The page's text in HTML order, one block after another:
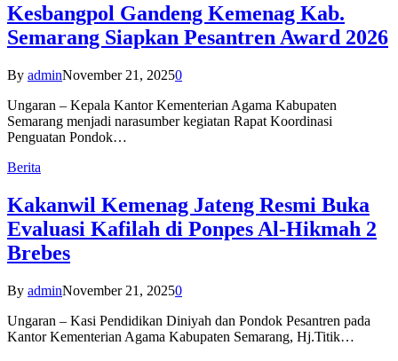
Kesbangpol Gandeng Kemenag Kab.
Semarang Siapkan Pesantren Award 2026
By adminNovember 21, 20250
Ungaran – Kepala Kantor Kementerian Agama Kabupaten
Semarang menjadi narasumber kegiatan Rapat Koordinasi
Penguatan Pondok…
Berita
Kakanwil Kemenag Jateng Resmi Buka
Evaluasi Kafilah di Ponpes Al-Hikmah 2
Brebes
By adminNovember 21, 20250
Ungaran – Kasi Pendidikan Diniyah dan Pondok Pesantren pada
Kantor Kementerian Agama Kabupaten Semarang, Hj.Titik…